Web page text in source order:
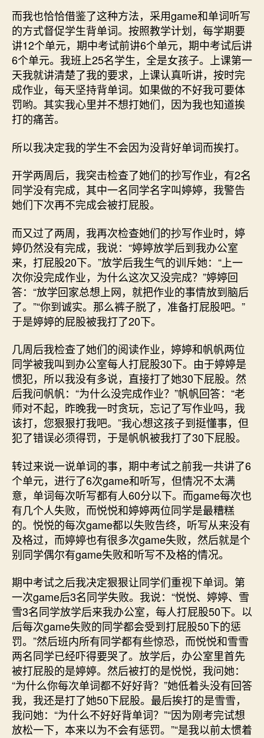
而我也恰恰借鉴了这种方法，采用game和单词听写
的方式督促学生背单词。按照教学计划，每学期要
讲12个单元，期中考试前讲6个单元，期中考试后讲
6个单元。我班上25名学生，全是女孩子。上课第一
天我就讲清楚了我的要求，上课认真听讲，按时完
成作业，每天坚持背单词。如果做的不好我可要体
罚哟。其实我心里并不想打她们，因为我也知道挨
打的痛苦。
所以我决定我的学生不会因为没背好单词而挨打。
开学两周后，我突击检查了她们的抄写作业，有2名
同学没有完成，其中一名同学名字叫婷婷，我警告
她们下次再不完成会被打屁股。
而又过了两周，我再次检查她们的抄写作业时，婷
婷仍然没有完成，我说：“婷婷放学后到我办公室
来，打屁股20下。”放学后我生气的训斥她：“上一
次你没完成作业，为什么这次又没完成？”婷婷回
答：“放学回家总想上网，就把作业的事情放到脑后
了。”“你到诚实。那么裤子脱了，准备打屁股吧。”
于是婷婷的屁股被我打了20下。
几周后我检查了她们的阅读作业，婷婷和帆帆两位
同学被我叫到办公室每人打屁股30下。由于婷婷是
惯犯，所以我没有多说，直接打了她30下屁股。然
后我问帆帆：“为什么没完成作业？”帆帆回答：“老
师对不起，昨晚我一时贪玩，忘记了写作业吗，我
该打，您狠狠打我吧。”我心想这孩子到挺懂事，但
犯了错误必须得罚，于是帆帆被我打了30下屁股。
转过来说一说单词的事，期中考试之前我一共讲了6
个单元，进行了6次game和听写，但情况不太满
意，单词每次听写都有人60分以下。而game每次也
有几个人失败，而悦悦和婷婷两位同学是最糟糕
的。悦悦的每次game都以失败告终，听写从来没有
及格过，而婷婷也有很多次game失败，然后就是个
别同学偶尔有game失败和听写不及格的情况。
期中考试之后我决定狠狠让同学们重视下单词。第
一次game后3名同学失败。我说：“悦悦、婷婷、雪
雪3名同学放学后来我办公室，每人打屁股50下。以
后每次game失败的同学都会受到打屁股50下的惩
罚。”然后班内所有同学都有些惊恐，而悦悦和雪雪
两名同学已经吓得要哭了。放学后，办公室里首先
被打屁股的是婷婷。然后被打的是悦悦，我问她：
“为什么你每次单词都不好好背？”她低着头没有回答
我，我还是打了她50下屁股。最后挨打的是雪雪，
我问她：“为什么不好好背单词？”“因为刚考完试想
放松一下，本来以为不会有惩罚。”“是我以前太惯着